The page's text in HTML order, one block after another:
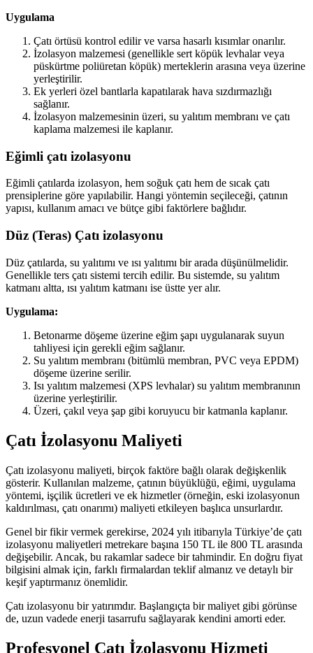
Uygulama
Çatı örtüsü kontrol edilir ve varsa hasarlı kısımlar onarılır.
İzolasyon malzemesi (genellikle sert köpük levhalar veya
püskürtme poliüretan köpük) merteklerin arasına veya üzerine
yerleştirilir.
Ek yerleri özel bantlarla kapatılarak hava sızdırmazlığı
sağlanır.
İzolasyon malzemesinin üzeri, su yalıtım membranı ve çatı
kaplama malzemesi ile kaplanır.
Eğimli çatı izolasyonu
Eğimli çatılarda izolasyon, hem soğuk çatı hem de sıcak çatı
prensiplerine göre yapılabilir. Hangi yöntemin seçileceği, çatının
yapısı, kullanım amacı ve bütçe gibi faktörlere bağlıdır.
Düz (Teras) Çatı izolasyonu
Düz çatılarda, su yalıtımı ve ısı yalıtımı bir arada düşünülmelidir.
Genellikle ters çatı sistemi tercih edilir. Bu sistemde, su yalıtım
katmanı altta, ısı yalıtım katmanı ise üstte yer alır.
Uygulama:
Betonarme döşeme üzerine eğim şapı uygulanarak suyun
tahliyesi için gerekli eğim sağlanır.
Su yalıtım membranı (bitümlü membran, PVC veya EPDM)
döşeme üzerine serilir.
Isı yalıtım malzemesi (XPS levhalar) su yalıtım membranının
üzerine yerleştirilir.
Üzeri, çakıl veya şap gibi koruyucu bir katmanla kaplanır.
Çatı İzolasyonu Maliyeti
Çatı izolasyonu maliyeti, birçok faktöre bağlı olarak değişkenlik
gösterir. Kullanılan malzeme, çatının büyüklüğü, eğimi, uygulama
yöntemi, işçilik ücretleri ve ek hizmetler (örneğin, eski izolasyonun
kaldırılması, çatı onarımı) maliyeti etkileyen başlıca unsurlardır.
Genel bir fikir vermek gerekirse, 2024 yılı itibarıyla Türkiye’de çatı
izolasyonu maliyetleri metrekare başına 150 TL ile 800 TL arasında
değişebilir. Ancak, bu rakamlar sadece bir tahmindir. En doğru fiyat
bilgisini almak için, farklı firmalardan teklif almanız ve detaylı bir
keşif yaptırmanız önemlidir.
Çatı izolasyonu bir yatırımdır. Başlangıçta bir maliyet gibi görünse
de, uzun vadede enerji tasarrufu sağlayarak kendini amorti eder.
Profesyonel Çatı İzolasyonu Hizmeti